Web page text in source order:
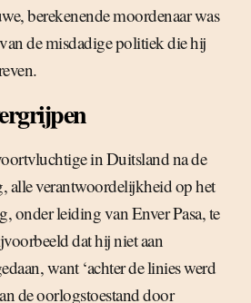
berekenende moordenaar was
de misdadige politiek die hij
in Duitsland na de
alle verantwoordelijkheid op het
onder leiding van Enver Pasa, te
dat hij niet aan
want ‘achter de linies werd
de oorlogstoestand door